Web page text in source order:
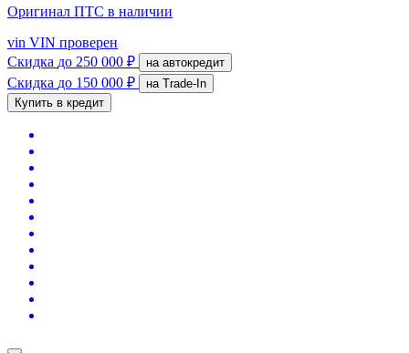
Оригинал ПТС в наличии
vin VIN проверен
Скидка до 250 000 ₽ на автокредит
Скидка до 150 000 ₽
на Trade-In
Купить в кредит